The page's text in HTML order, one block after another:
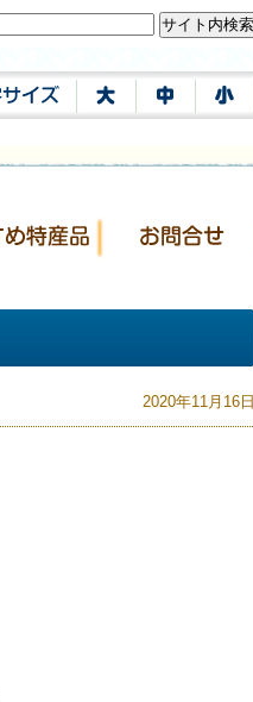
2020年11月16日